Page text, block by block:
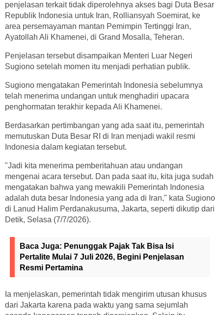
penjelasan terkait tidak diperolehnya akses bagi Duta Besar
Republik Indonesia untuk Iran, Rolliansyah Soemirat, ke
area persemayaman mantan Pemimpin Tertinggi Iran,
Ayatollah Ali Khamenei, di Grand Mosalla, Teheran.
Penjelasan tersebut disampaikan Menteri Luar Negeri
Sugiono setelah momen itu menjadi perhatian publik.
Sugiono mengatakan Pemerintah Indonesia sebelumnya
telah menerima undangan untuk menghadiri upacara
penghormatan terakhir kepada Ali Khamenei.
Berdasarkan pertimbangan yang ada saat itu, pemerintah
memutuskan Duta Besar RI di Iran menjadi wakil resmi
Indonesia dalam kegiatan tersebut.
"Jadi kita menerima pemberitahuan atau undangan
mengenai acara tersebut. Dan pada saat itu, kita juga sudah
mengatakan bahwa yang mewakili Pemerintah Indonesia
adalah duta besar Indonesia yang ada di Iran," kata Sugiono
di Lanud Halim Perdanakusuma, Jakarta, seperti dikutip dari
Detik, Selasa (7/7/2026).
Baca Juga: Penunggak Pajak Tak Bisa Isi
Pertalite Mulai 7 Juli 2026, Begini Penjelasan
Resmi Pertamina
Ia menjelaskan, pemerintah tidak mengirim utusan khusus
dari Jakarta karena pada waktu yang sama sejumlah